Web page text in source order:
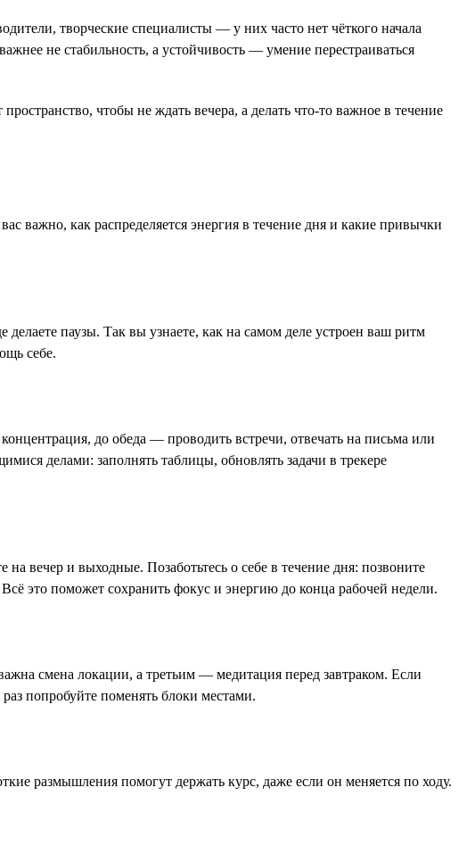
творческие специалисты — у них часто нет чёткого начала
не стабильность, а устойчивость — умение перестраиваться
чтобы не ждать вечера, а делать что-то важное в течение
важно, как распределяется энергия в течение дня и какие привычки
делаете паузы. Так вы узнаете, как на самом деле устроен ваш ритм
себе.
до обеда — проводить встречи, отвечать на письма или
делами: заполнять таблицы, обновлять задачи в трекере
вечер и выходные. Позаботьтесь о себе в течение дня: позвоните
это поможет сохранить фокус и энергию до конца рабочей недели.
смена локации, а третьим — медитация перед завтраком. Если
попробуйте поменять блоки местами.
размышления помогут держать курс, даже если он меняется по ходу.